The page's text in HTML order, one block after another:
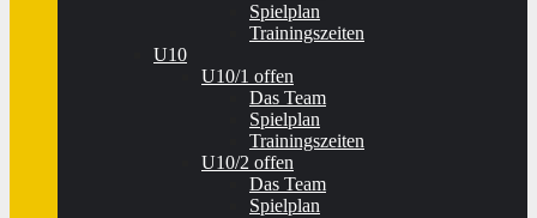
Spielplan
Trainingszeiten
U10
U10/1 offen
Das Team
Spielplan
Trainingszeiten
U10/2 offen
Das Team
Spielplan